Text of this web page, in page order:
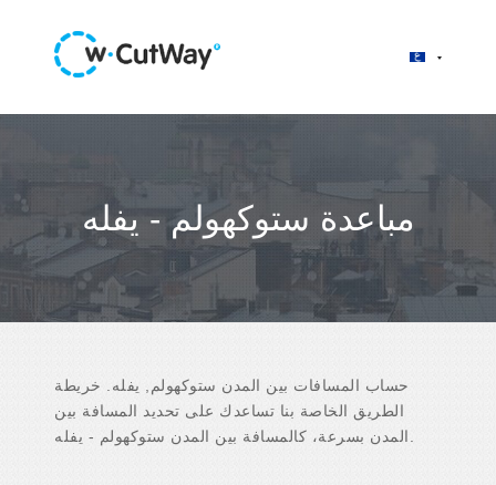
مباعدة ستوكهولم - يفله
حساب المسافات بين المدن ستوكهولم, يفله. خريطة
الطريق الخاصة بنا تساعدك على تحديد المسافة بين